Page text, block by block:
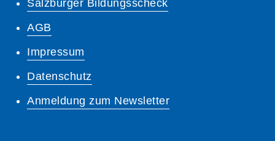
Salzburger Bildungsscheck
AGB
Impressum
Datenschutz
Anmeldung zum Newsletter